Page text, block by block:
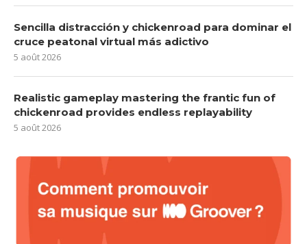
Sencilla distracción y chickenroad para dominar el
cruce peatonal virtual más adictivo
5 août 2026
Realistic gameplay mastering the frantic fun of
chickenroad provides endless replayability
5 août 2026